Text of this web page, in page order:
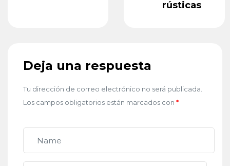
rústicas
Deja una respuesta
Tu dirección de correo electrónico no será publicada.
Los campos obligatorios están marcados con *